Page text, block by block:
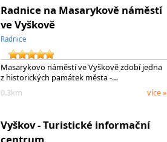
Radnice na Masarykově náměstí
ve Vyškově
Radnice
Masarykovo náměstí ve Vyškově zdobí jedna
z historických památek města -…
0.3km
více »
Vyškov - Turistické informační
centrum